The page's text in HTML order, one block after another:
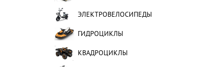
ЭЛЕКТРОВЕЛОСИПЕДЫ
ГИДРОЦИКЛЫ
КВАДРОЦИКЛЫ